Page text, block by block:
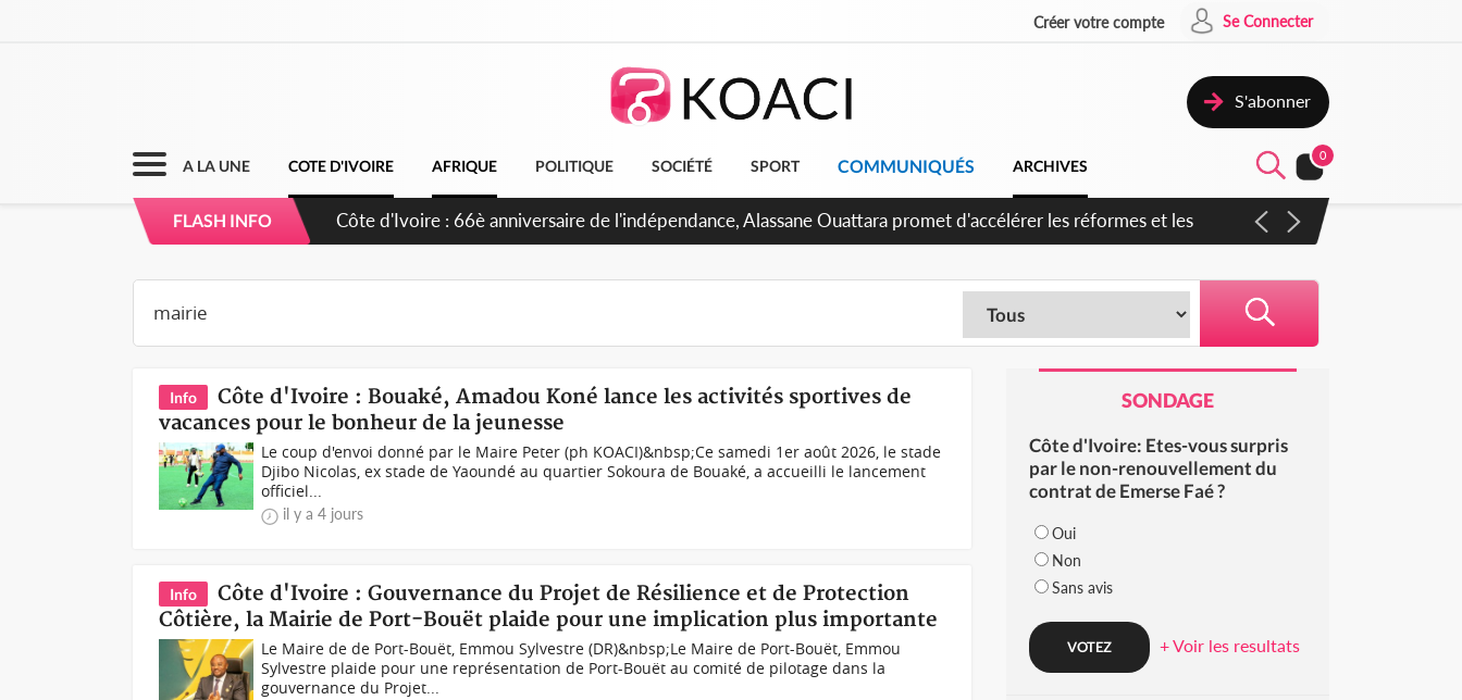
Créer votre compte Se Connecter
S'abonner
A LA UNE COTE D'IVOIRE AFRIQUE POLITIQUE SOCIÉTÉ SPORT COMMUNIQUÉS ARCHIVES
0
FLASH INFO
Côte d'Ivoire : À Abidjan, Amadou Oury Bah admire le modèle ivoirien et veut s'en inspirer pour accélérer le
Info
Côte d'Ivoire : Bouaké, Amadou Koné lance les activités sportives de
vacances pour le bonheur de la jeunesse
Le coup d'envoi donné par le Maire Peter (ph KOACI)&nbsp;Ce samedi 1er août 2026, le stade
Djibo Nicolas, ex stade de Yaoundé au quartier Sokoura de Bouaké, a accueilli le lancement
officiel...
il y a 4 jours
Info
Côte d'Ivoire : Gouvernance du Projet de Résilience et de Protection
Côtière, la Mairie de Port-Bouët plaide pour une implication plus importante
Le Maire de de Port-Bouët, Emmou Sylvestre (DR)&nbsp;Le Maire de Port-Bouët, Emmou
Sylvestre plaide pour une représentation de Port-Bouët au comité de pilotage dans la
gouvernance du Projet...
SONDAGE
Côte d'Ivoire: Etes-vous surpris
par le non-renouvellement du
contrat de Emerse Faé ?
Oui
Non
Sans avis
+ Voir les resultats